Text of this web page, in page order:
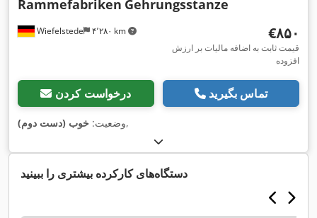
Wiefelstede ۴٬۲۸۰ km
Rammefabriken Gehrungsstanze
‎€۸۵۰
قیمت ثابت به اضافه مالیات بر ارزش
افزوده
درخواست کردن تماس بگیرید
وضعیت: خوب (دست دوم) ,
دستگاه‌های کارکرده بیشتری را ببینید